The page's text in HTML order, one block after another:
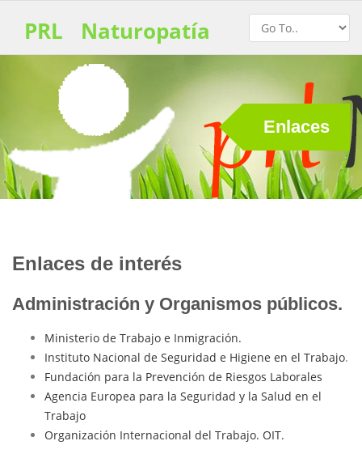
PRL Naturopatía
Enlaces
Enlaces de interés
Administración y Organismos públicos.
Ministerio de Trabajo e Inmigración.
Instituto Nacional de Seguridad e Higiene en el Trabajo.
Fundación para la Prevención de Riesgos Laborales
Agencia Europea para la Seguridad y la Salud en el
Trabajo
Organización Internacional del Trabajo. OIT.